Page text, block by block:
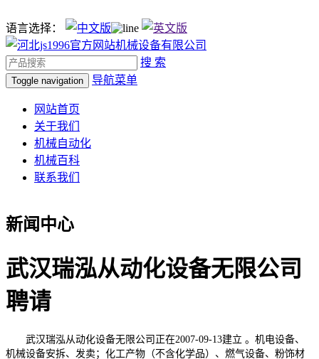
语言选择：
搜 索
Toggle navigation 导航菜单
网站首页
关于我们
机械自动化
机械百科
联系我们
新闻中心
武汉瑞泓从动化设备无限公司
聘请
武汉瑞泓从动化设备无限公司正在2007-09-13建立 。机电设备、
机械设备安拆、发卖；化工产物（不含化学品）、燃气设备、粉饰材